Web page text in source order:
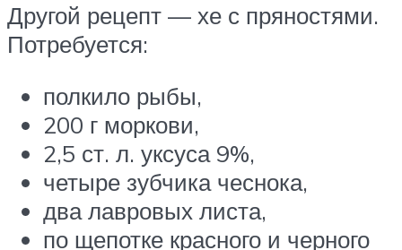
Другой рецепт — хе с пряностями.
Потребуется:
полкило рыбы,
200 г моркови,
2,5 ст. л. уксуса 9%,
четыре зубчика чеснока,
два лавровых листа,
по щепотке красного и черного